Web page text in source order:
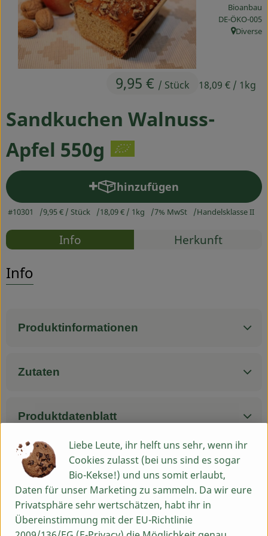
Ökokisten
Obst & Gemüse
Kühltheke
Haltbares
Getränke
Drogerie
So geht's
Über uns
Blog & Aktuelles
Sandkuchen Walnuss-
Apfel 550g
9,95 € / Stück 18,09 € / 1kg
Bioanbau
,DE-ÖKO-005
, Herkunft:
Diverse
hinzufügen
Produkt zum Warenkorb
#10301 9,95 € / Stück 18,09 € / 1kg 7% MwSt Handelsklasse II
Rezepte
Info Herkunft
Info
Produktinformationen
Zutaten
Produktdatenblatt
Herkunft
Hersteller: SBÄ
Liebe Leute, ihr helft uns sehr, wenn ihr
Cookies zulasst (bei uns sind es sogar
Bio-Kekse!) und uns somit erlaubt,
Daten für unser Marketing zu sammeln. Da wir eure
Privatsphäre sehr wertschätzen, habt ihr in
Übereinstimmung mit der EU-Richtlinie